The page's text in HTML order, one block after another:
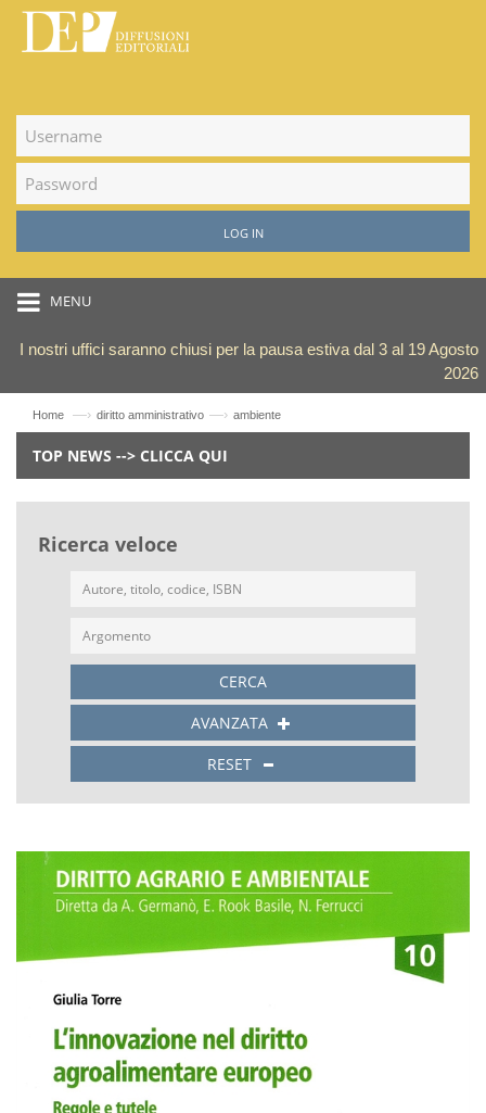
LOG IN
MENU
I nostri uffici saranno chiusi per la pausa estiva dal 3 al 19 Agosto
2026
Home —› diritto amministrativo —› ambiente
TOP NEWS --> CLICCA QUI
Ricerca veloce
CERCA
AVANZATA
RESET